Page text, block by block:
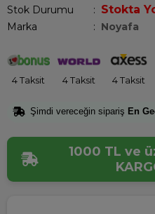
Stok Durumu : Stokta
Marka : Noyafa
4 Taksit 4 Taksit 4 Taksit
Şimdi vereceğin sipariş En
1000 TL ve